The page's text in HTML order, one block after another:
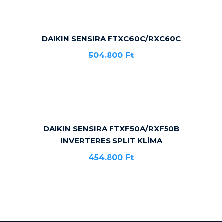
DAIKIN SENSIRA FTXC60C/RXC60C
504.800 Ft
DAIKIN SENSIRA FTXF50A/RXF50B
INVERTERES SPLIT KLÍMA
454.800 Ft